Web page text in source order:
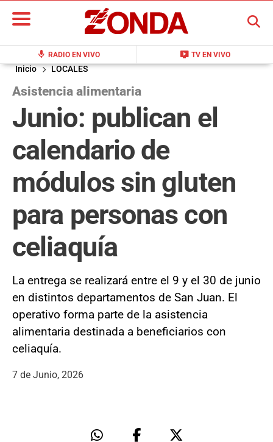
mic RADIO EN VIVO live_tv TV EN VIVO
BUSCAR
Inicio LOCALES
Asistencia alimentaria
Junio: publican el
calendario de
módulos sin gluten
para personas con
celiaquía
La entrega se realizará entre el 9 y el 30 de junio
en distintos departamentos de San Juan. El
operativo forma parte de la asistencia
alimentaria destinada a beneficiarios con
celiaquía.
7 de Junio, 2026